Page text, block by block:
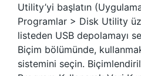
Utility’yi başlatın
Programlar > Disk Utility
listeden USB depolamayı
Biçim bölümünde,
sistemini seçin.